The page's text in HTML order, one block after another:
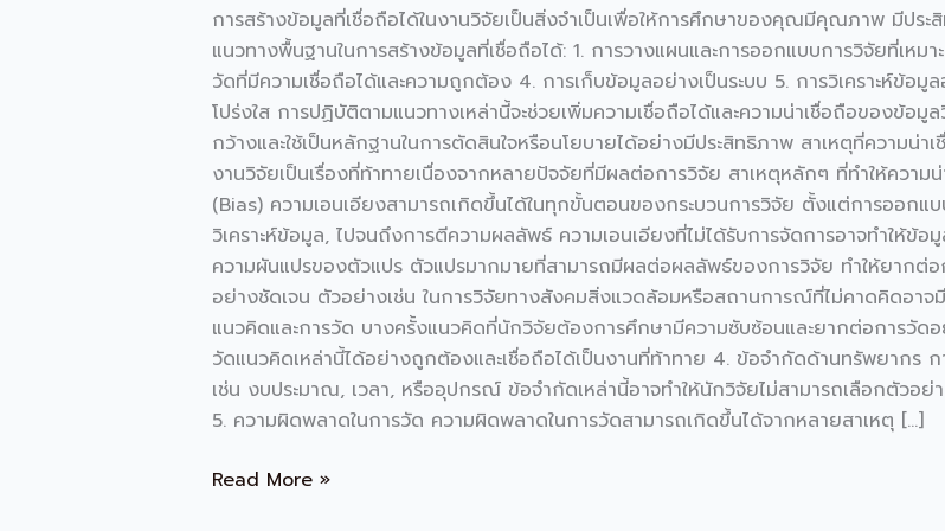
การสร้างข้อมูลที่เชื่อถือได้ในงานวิจัยเป็นสิ่งจำเป็นเพื่อให้การศึกษาของคุณมีคุณภาพ มีประ
แนวทางพื้นฐานในการสร้างข้อมูลที่เชื่อถือได้: 1. การวางแผนและการออกแบบการวิจัยที่เหม
วัดที่มีความเชื่อถือได้และความถูกต้อง 4. การเก็บข้อมูลอย่างเป็นระบบ 5. การวิเคราะห์ข้อ
โปร่งใส การปฏิบัติตามแนวทางเหล่านี้จะช่วยเพิ่มความเชื่อถือได้และความน่าเชื่อถือของข้อ
กว้างและใช้เป็นหลักฐานในการตัดสินใจหรือนโยบายได้อย่างมีประสิทธิภาพ สาเหตุที่ความน่า
งานวิจัยเป็นเรื่องที่ท้าทายเนื่องจากหลายปัจจัยที่มีผลต่อการวิจัย สาเหตุหลักๆ ที่ทำให้ความ
(Bias) ความเอนเอียงสามารถเกิดขึ้นได้ในทุกขั้นตอนของกระบวนการวิจัย ตั้งแต่การออก
วิเคราะห์ข้อมูล, ไปจนถึงการตีความผลลัพธ์ ความเอนเอียงที่ไม่ได้รับการจัดการอาจทำให้ข้
ความผันแปรของตัวแปร ตัวแปรมากมายที่สามารถมีผลต่อผลลัพธ์ของการวิจัย ทำให้ยากต่อ
อย่างชัดเจน ตัวอย่างเช่น ในการวิจัยทางสังคมสิ่งแวดล้อมหรือสถานการณ์ที่ไม่คาดคิดอา
แนวคิดและการวัด บางครั้งแนวคิดที่นักวิจัยต้องการศึกษามีความซับซ้อนและยากต่อการวัด
วัดแนวคิดเหล่านี้ได้อย่างถูกต้องและเชื่อถือได้เป็นงานที่ท้าทาย 4. ข้อจำกัดด้านทรัพยาก
เช่น งบประมาณ, เวลา, หรืออุปกรณ์ ข้อจำกัดเหล่านี้อาจทำให้นักวิจัยไม่สามารถเลือกตัวอย่
5. ความผิดพลาดในการวัด ความผิดพลาดในการวัดสามารถเกิดขึ้นได้จากหลายสาเหตุ […]
ความ
น่า
เชื่อ
ถือ
ได้
ใน
งาน
วิจัย
Read More »